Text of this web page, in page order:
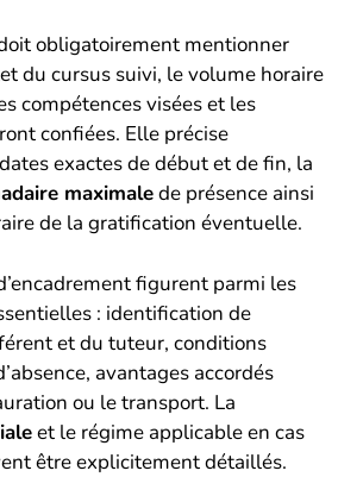
obligatoirement mentionner
du cursus suivi, le volume horaire
compétences visées et les
confiées. Elle précise
exactes de début et de fin, la
maximalede présence ainsi
de la gratification éventuelle.
figurent parmi les
: identification de
et du tuteur, conditions
avantages accordés
ou le transport. La
et le régime applicable en cas
être explicitement détaillés.